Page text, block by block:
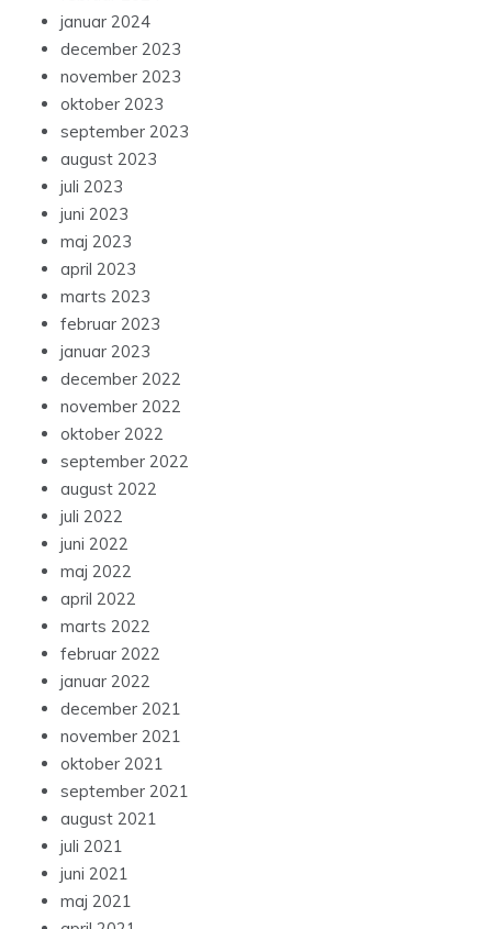
januar 2024
december 2023
november 2023
oktober 2023
september 2023
august 2023
juli 2023
juni 2023
maj 2023
april 2023
marts 2023
februar 2023
januar 2023
december 2022
november 2022
oktober 2022
september 2022
august 2022
juli 2022
juni 2022
maj 2022
april 2022
marts 2022
februar 2022
januar 2022
december 2021
november 2021
oktober 2021
september 2021
august 2021
juli 2021
juni 2021
maj 2021